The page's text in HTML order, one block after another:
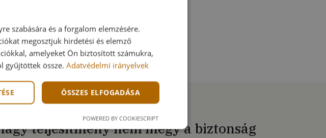
teljesítmény nem megy a biztonság
szabására és a forgalom elemzésére.
megosztjuk hirdetési és elemző
amelyeket Ön biztosított számukra,
gyűjtöttek össze. Adatvédelmi irányelvek
ÖSSZES ELFOGADÁSA
POWERED BY COOKIESCRIPT